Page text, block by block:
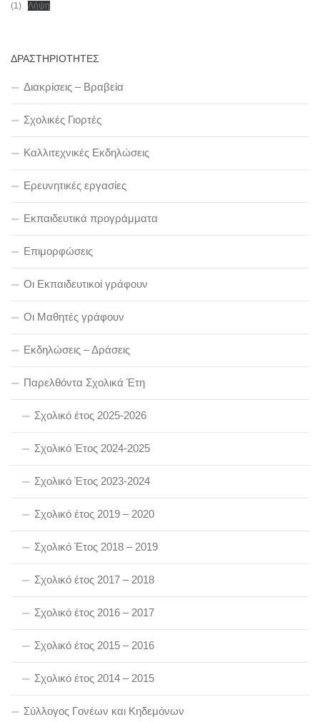
(1)
Λήψη
ΔΡΑΣΤΗΡΙΟΤΗΤΕΣ
Διακρίσεις – Βραβεία
Σχολικές Γιορτές
Καλλιτεχνικές Εκδηλώσεις
Ερευνητικές εργασίες
Εκπαιδευτικά προγράμματα
Επιμορφώσεις
Οι Εκπαιδευτικοί γράφουν
Οι Μαθητές γράφουν
Εκδηλώσεις – Δράσεις
Παρελθόντα Σχολικά Έτη
Σχολικό έτος 2025-2026
Σχολικό Έτος 2024-2025
Σχολικό Έτος 2023-2024
Σχολικό έτος 2019 – 2020
Σχολικό Έτος 2018 – 2019
Σχολικό έτος 2017 – 2018
Σχολικό έτος 2016 – 2017
Σχολικό έτος 2015 – 2016
Σχολικό έτος 2014 – 2015
Σύλλογος Γονέων και Κηδεμόνων